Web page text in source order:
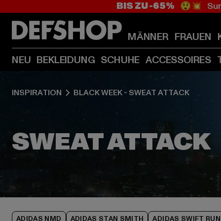
BIS ZU -65% 😲💥
MÄNNER FRAUEN
NEU BEKLEIDUNG SCHUHE ACCESSOIRES
INSPIRATION BLACK WEEK - SWEAT ATTACK
ADIDAS NMD ADIDAS STAN SMITH ADIDAS SWIFT RUN